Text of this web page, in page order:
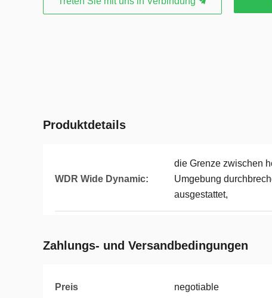
Produktdetails
WDR Wide Dynamic:
die Grenze zwischen
Umgebung
ausgestattet,
Zahlungs- und Versandbedingungen
Preis negotiable